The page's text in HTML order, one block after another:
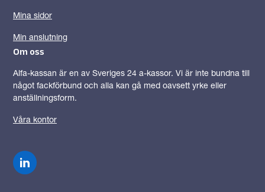
Mina sidor
Min anslutning
Om oss
Alfa-kassan är en av Sveriges 24 a-kassor. Vi är inte bundna till
något fackförbund och alla kan gå med oavsett yrke eller
anställningsform.
Våra kontor